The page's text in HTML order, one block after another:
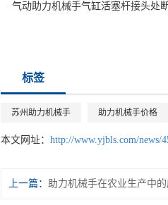
气动助力机械手气缸活塞杆接头处
标签
苏州助力机械手 助力机械手价格
本文网址： http://www.yjbls.com/news/
上一篇： 助力机械手在农业生产中的